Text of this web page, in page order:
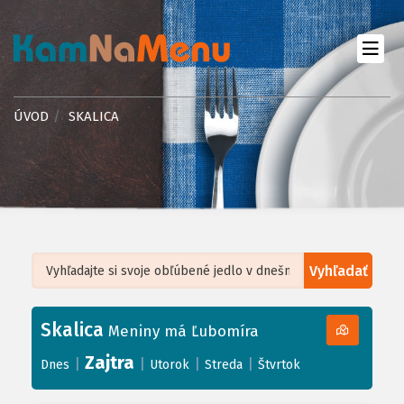
ÚVOD SKALICA
Vyhľadať
+
−
Leaflet| ©OpenStreetMap, Tiles courtesy ofHumanitarian OpenStreetMap
Skalica Meniny má Ľubomíra
Dnes Zajtra Utorok Streda Štvrtok